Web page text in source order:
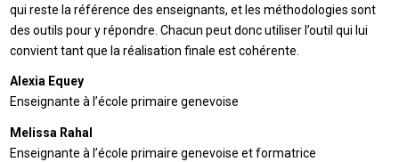
qui reste la référence des enseignants, et les méthodologies sont
des outils pour y répondre. Chacun peut donc utiliser l’outil qui lui
convient tant que la réalisation finale est cohérente.
Alexia Equey
Enseignante à l’école primaire genevoise
Melissa Rahal
Enseignante à l’école primaire genevoise et formatrice